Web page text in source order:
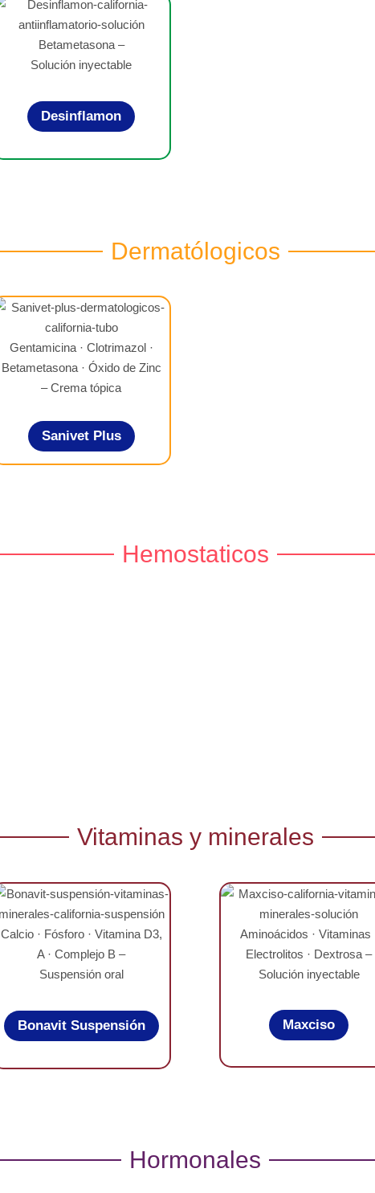
Betametasona –
Solución inyectable
Desinflamon
Dermatólogicos
Gentamicina · Clotrimazol ·
Betametasona · Óxido de Zinc
– Crema tópica
Sanivet Plus
Hemostaticos
Vitaminas y minerales
Calcio · Fósforo · Vitamina D3,
A · Complejo B –
Suspensión oral
Bonavit Suspensión
Aminoácidos · Vitaminas
Electrolitos · Dextrosa –
Solución inyectable
Maxciso
Hormonales